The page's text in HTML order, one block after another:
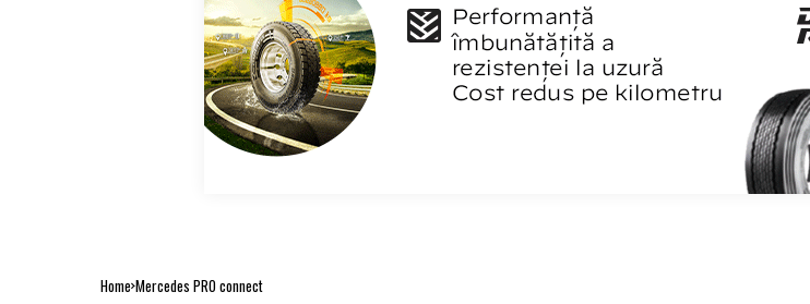
Home Mercedes PRO connect